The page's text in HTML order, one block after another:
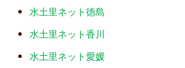
水土里ネット徳島
水土里ネット香川
水土里ネット愛媛